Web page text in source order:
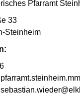
Pfarramt
33
Steinheim